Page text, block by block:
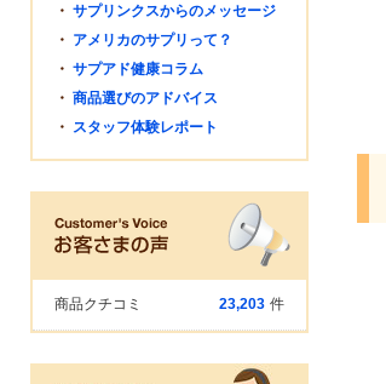
・ サプリンクスからのメッセージ
・ アメリカのサプリって？
・ サプアド健康コラム
・ 商品選びのアドバイス
・
スタッフ体験レポート
商品クチコミ 23,203 件